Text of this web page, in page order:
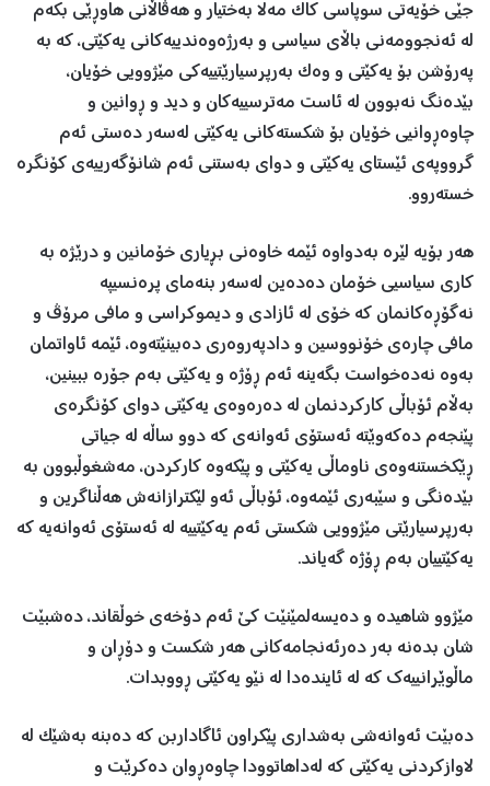
جێی خۆیەتی سوپاسی کاک مەلا بەختیار و هەڤاڵانی هاوڕێی بکەم
لە ئەنجوومەنی باڵای سیاسی و بەرژەوەندییەکانی یەکێتی، کە بە
پەرۆشن بۆ یەکێتی و وەک بەرپرسیارێتییەکی مێژوویی خۆیان،
بێدەنگ نەبوون لە ئاست مەترسییەکان و دید و ڕوانین و
چاوەڕوانیی خۆیان بۆ شکستەکانی یەکێتی لەسەر دەستی ئەم
گرووپەی ئێستای یەکێتی و دوای بەستنی ئەم شانۆگەرییەی کۆنگرە
خستەروو.
هەر بۆیە لێرە بەدواوە ئێمە خاوەنی بڕیاری خۆمانین و درێژە بە
کاری سیاسیی خۆمان دەدەین لەسەر بنەمای پرەنسیپە
نەگۆڕەکانمان کە خۆی لە ئازادی و دیموکراسی و مافی مرۆڤ و
مافی چارەی خۆنووسین و دادپەروەری دەبینێتەوە، ئێمە ئاواتمان
بەوە نەدەخواست بگەینە ئەم ڕۆژە و یەكێتی بەم جۆرە ببینین،
بەڵام ئۆباڵی کارکردنمان لە دەرەوەی یەکێتی دوای کۆنگرەی
پێنجەم دەکەوێتە ئەستۆی ئەوانەی کە دوو ساڵە لە جیاتی
ڕێکخستنەوەی ناوماڵی یەکێتی و پێکەوە کارکردن، مەشغوڵبوون بە
بێدەنگی و سێبەری ئێمەوە، ئۆباڵی ئەو لێکترازانەش هەڵناگرین و
بەرپرسیارێتی مێژوویی شکستی ئەم یەکێتییە لە ئەستۆی ئەوانەیە کە
یەکێتییان بەم ڕۆژە گەیاند.
مێژوو شاهیدە و دەیسەلمێنێت كێ ئەم دۆخەی خوڵقاند، دەشبێت
شان بدەنە بەر دەرئەنجامەكانی هەر شكست و دۆڕان و
ماڵوێرانییەك كە لە ئایندەدا لە نێو یەكێتی ڕووبدات.
دەبێت ئەوانەشی بەشداری پێکراون ئاگاداربن کە دەبنە بەشێک لە
لاوازکردنی یەکێتی کە لەداهاتوودا چاوەڕوان دەکرێت و